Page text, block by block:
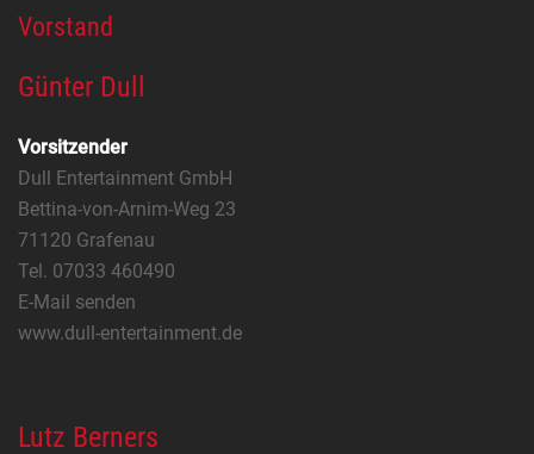
Vorstand
Günter Dull
Vorsitzender
Dull Entertainment GmbH
Bettina-von-Arnim-Weg 23
71120 Grafenau
Tel. 07033 460490
E-Mail senden
www.dull-entertainment.de
Lutz Berners